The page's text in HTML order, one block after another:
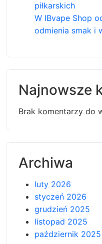
piłkarskich
W IBvape Shop
odmienia smak i
Najnowsze
Brak komentarzy do
Archiwa
luty 2026
styczeń 2026
grudzień 2025
listopad 2025
październik 2025